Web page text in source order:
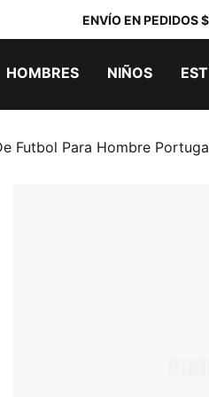
ENVÍO EN PEDIDOS
HOMBRES NIÑOS
Futbol Para Hombre